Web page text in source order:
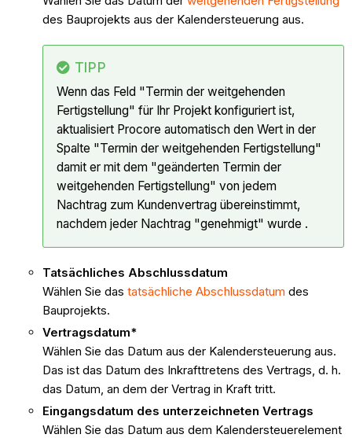
des Bauprojekts aus der Kalendersteuerung aus.
TIPP
Wenn das Feld "Termin der weitgehenden
Fertigstellung" für Ihr Projekt konfiguriert ist,
aktualisiert Procore automatisch den Wert in der
Spalte "Termin der weitgehenden Fertigstellung"
damit er mit dem "geänderten Termin der
weitgehenden Fertigstellung" von jedem
Nachtrag zum Kundenvertrag übereinstimmt,
nachdem jeder Nachtrag "genehmigt" wurde .
Tatsächliches Abschlussdatum
Wählen Sie das tatsächliche Abschlussdatum des
Bauprojekts.
Vertragsdatum*
Wählen Sie das Datum aus der Kalendersteuerung aus.
Das ist das Datum des Inkrafttretens des Vertrags, d. h.
das Datum, an dem der Vertrag in Kraft tritt.
Eingangsdatum des unterzeichneten Vertrags
Wählen Sie das Datum aus dem Kalendersteuerelement